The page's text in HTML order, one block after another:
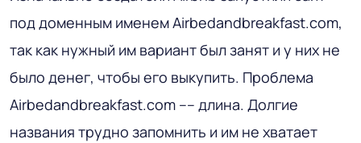
под доменным именем Airbedandbreakfast.com,
так как нужный им вариант был занят и у них не
было денег, чтобы его выкупить. Проблема
Airbedandbreakfast.com –– длина. Долгие
названия трудно запомнить и им не хватает